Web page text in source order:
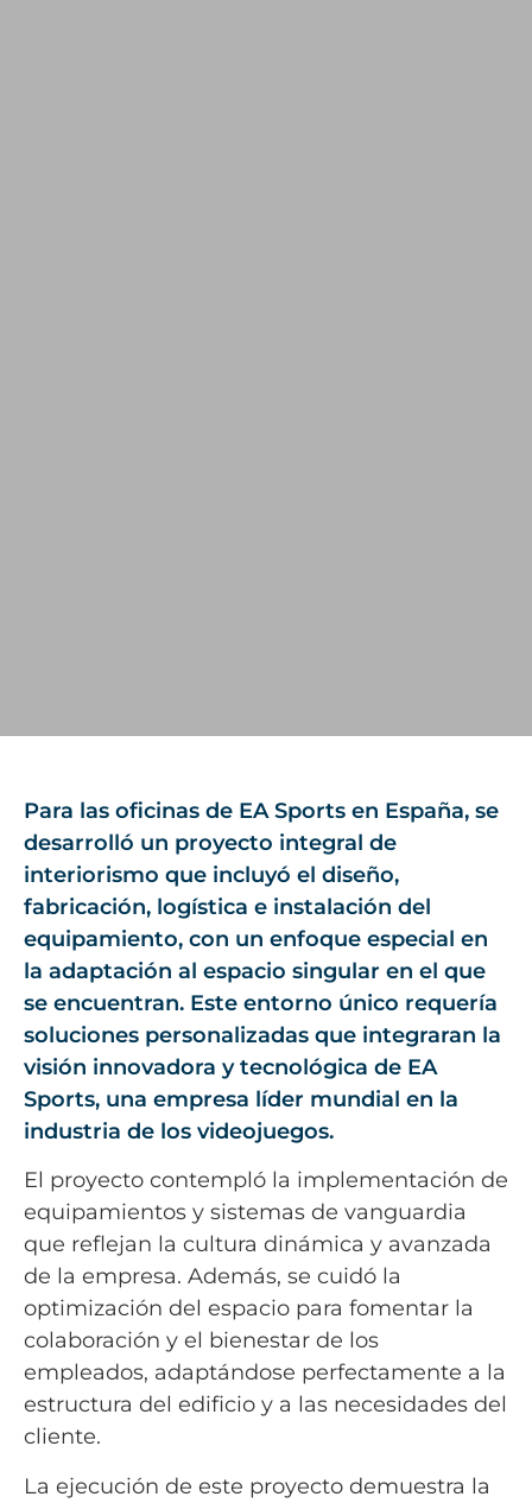
Para las oficinas de EA Sports en España, se
desarrolló un proyecto integral de
interiorismo que incluyó el diseño,
fabricación, logística e instalación del
equipamiento, con un enfoque especial en
la adaptación al espacio singular en el que
se encuentran. Este entorno único requería
soluciones personalizadas que integraran la
visión innovadora y tecnológica de EA
Sports, una empresa líder mundial en la
industria de los videojuegos.
El proyecto contempló la implementación de
equipamientos y sistemas de vanguardia
que reflejan la cultura dinámica y avanzada
de la empresa. Además, se cuidó la
optimización del espacio para fomentar la
colaboración y el bienestar de los
empleados, adaptándose perfectamente a la
estructura del edificio y a las necesidades del
cliente.
La ejecución de este proyecto demuestra la